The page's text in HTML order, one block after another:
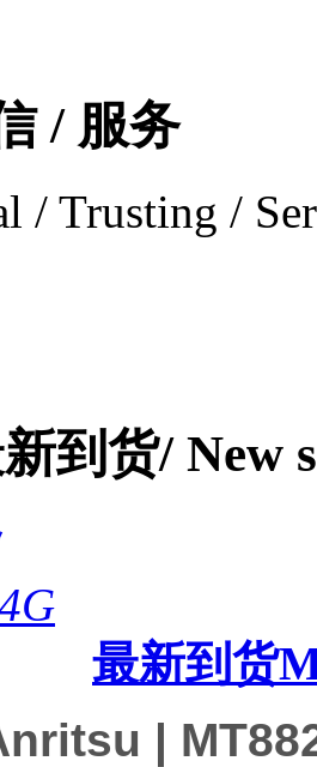
/ 服务
/ Trusting /
到货/ New
最新到货
|